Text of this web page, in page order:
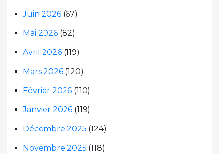
Juin 2026 (67)
Mai 2026 (82)
Avril 2026 (119)
Mars 2026 (120)
Février 2026 (110)
Janvier 2026 (119)
Décembre 2025 (124)
Novembre 2025 (118)